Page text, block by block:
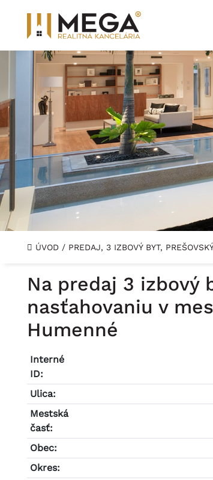
ÚVOD / PREDAJ, 3 IZBOVÝ BYT,
Na predaj 3 izbový
nasťahovaniu v
Humenné
Interné
ID:
Ulica:
Mestská
časť:
Obec:
Okres: